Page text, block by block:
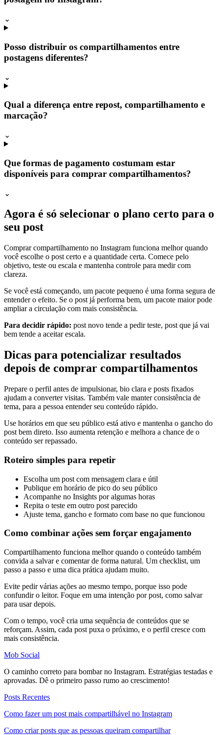
⌄
Posso distribuir os compartilhamentos entre
postagens diferentes?
⌄
Qual a diferença entre repost, compartilhamento e
marcação?
⌄
Que formas de pagamento costumam estar
disponíveis para comprar compartilhamentos?
⌄
Agora é só selecionar o plano certo para o
seu post
Comprar compartilhamento no Instagram funciona melhor quando
você escolhe o post certo e a quantidade certa. Comece pelo
objetivo, teste ou escala e mantenha controle para medir com
clareza.
Se você está começando, um pacote pequeno é uma forma segura de
entender o efeito. Se o post já performa bem, um pacote maior pode
ampliar a circulação com mais consistência.
Para decidir rápido: post novo tende a pedir teste, post que já vai
bem tende a aceitar escala.
Dicas para potencializar resultados
depois de comprar compartilhamentos
Prepare o perfil antes de impulsionar, bio clara e posts fixados
ajudam a converter visitas. Também vale manter consistência de
tema, para a pessoa entender seu conteúdo rápido.
Use horários em que seu público está ativo e mantenha o gancho do
post bem direto. Isso aumenta retenção e melhora a chance de o
conteúdo ser repassado.
Roteiro simples para repetir
Escolha um post com mensagem clara e útil
Publique em horário de pico do seu público
Acompanhe no Insights por algumas horas
Repita o teste em outro post parecido
Ajuste tema, gancho e formato com base no que funcionou
Como combinar ações sem forçar engajamento
Compartilhamento funciona melhor quando o conteúdo também
convida a salvar e comentar de forma natural. Um checklist, um
passo a passo e uma dica prática ajudam muito.
Evite pedir várias ações ao mesmo tempo, porque isso pode
confundir o leitor. Foque em uma intenção por post, como salvar
para usar depois.
Com o tempo, você cria uma sequência de conteúdos que se
reforçam. Assim, cada post puxa o próximo, e o perfil cresce com
mais consistência.
Mob Social
O caminho correto para bombar no Instagram. Estratégias testadas e
aprovadas. Dê o primeiro passo rumo ao crescimento!
Posts Recentes
Como fazer um post mais compartilhável no Instagram
Como criar posts que as pessoas queiram compartilhar